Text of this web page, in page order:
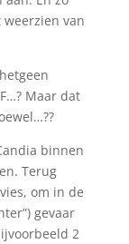
weerzien van
Maar dat
binnen
Terug
om in de
gevaar
2